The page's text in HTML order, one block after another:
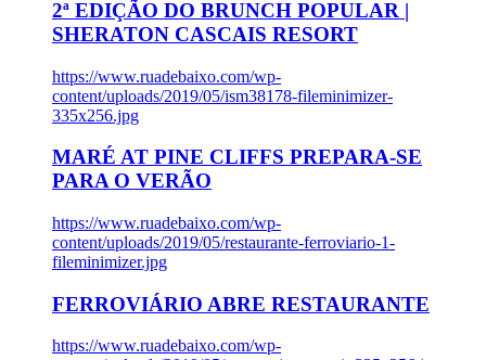
2ª EDIÇÃO DO BRUNCH POPULAR |
SHERATON CASCAIS RESORT
https://www.ruadebaixo.com/wp-
content/uploads/2019/05/ism38178-fileminimizer-
335x256.jpg
MARÉ AT PINE CLIFFS PREPARA-SE
PARA O VERÃO
https://www.ruadebaixo.com/wp-
content/uploads/2019/05/restaurante-ferroviario-1-
fileminimizer.jpg
FERROVIÁRIO ABRE RESTAURANTE
https://www.ruadebaixo.com/wp-